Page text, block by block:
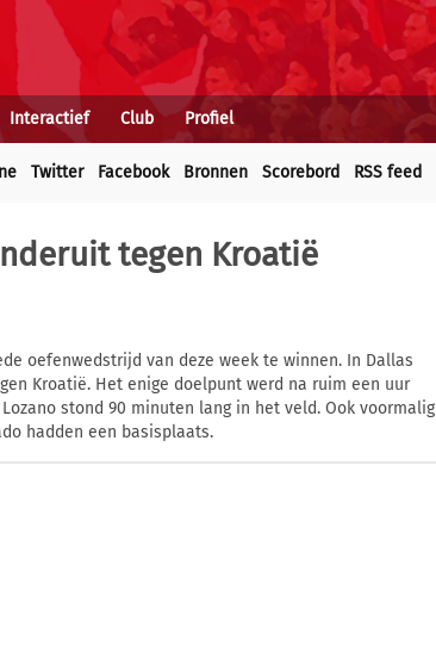
Interactief Club Profiel
Twitter Facebook Bronnen Scorebord RSS feed
tegen Kroatië
oefenwedstrijd van deze week te winnen. In Dallas
Kroatië. Het enige doelpunt werd na ruim een uur
stond 90 minuten lang in het veld. Ook voormalig
hadden een basisplaats.